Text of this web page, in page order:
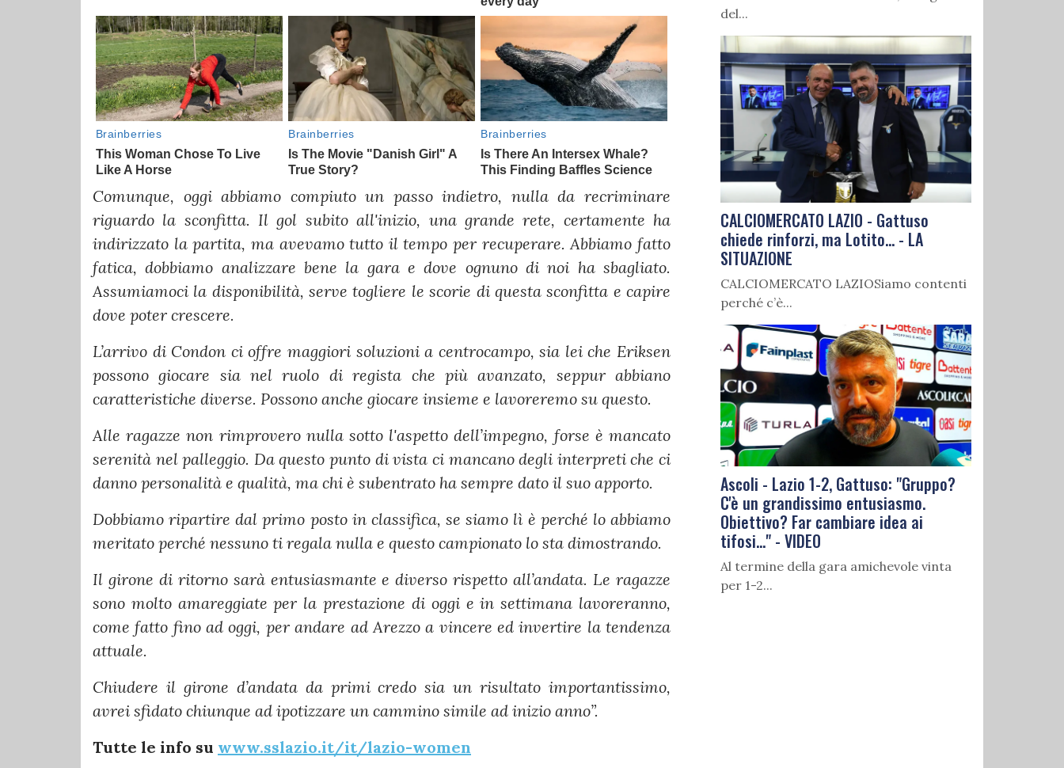
Comunque, oggi abbiamo compiuto un passo indietro, nulla da recriminare
riguardo la sconfitta. Il gol subito all'inizio, una grande rete, certamente ha
indirizzato la partita, ma avevamo tutto il tempo per recuperare. Abbiamo fatto
fatica, dobbiamo analizzare bene la gara e dove ognuno di noi ha sbagliato.
Assumiamoci la disponibilità, serve togliere le scorie di questa sconfitta e capire
dove poter crescere.
L’arrivo di Condon ci offre maggiori soluzioni a centrocampo, sia lei che Eriksen
possono giocare sia nel ruolo di regista che più avanzato, seppur abbiano
caratteristiche diverse. Possono anche giocare insieme e lavoreremo su questo.
Alle ragazze non rimprovero nulla sotto l'aspetto dell’impegno, forse è mancato
serenità nel palleggio. Da questo punto di vista ci mancano degli interpreti che ci
danno personalità e qualità, ma chi è subentrato ha sempre dato il suo apporto.
Dobbiamo ripartire dal primo posto in classifica, se siamo lì è perché lo abbiamo
meritato perché nessuno ti regala nulla e questo campionato lo sta dimostrando.
Il girone di ritorno sarà entusiasmante e diverso rispetto all’andata. Le ragazze
sono molto amareggiate per la prestazione di oggi e in settimana lavoreranno,
come fatto fino ad oggi, per andare ad Arezzo a vincere ed invertire la tendenza
attuale.
Chiudere il girone d’andata da primi credo sia un risultato importantissimo,
avrei sfidato chiunque ad ipotizzare un cammino simile ad inizio anno”.
Tutte le info su www.sslazio.it/it/lazio-women
del...
CALCIOMERCATO LAZIO - Gattuso
chiede rinforzi, ma Lotito... - LA
SITUAZIONE
CALCIOMERCATO LAZIOSiamo contenti
perché c’è...
Ascoli - Lazio 1-2, Gattuso: "Gruppo?
C'è un grandissimo entusiasmo.
Obiettivo? Far cambiare idea ai
tifosi..." - VIDEO
Al termine della gara amichevole vinta
per 1-2...